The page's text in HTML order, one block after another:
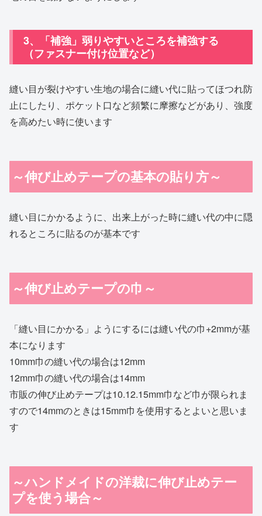
3、「補強」弱りやすいところを補強する
（ファスナー付け位置など）
縫い目が裂けやすい生地の場合に縫い代に貼ってほつれ防
止にしたり、ポケット口など頻繁に摩擦などがあり、強度
を高めたい時に使います
～伸び止めテープの基本の貼り方～
縫い目にかかるように、出来上がった時に縫い代の中に隠
れるところに貼るのが基本です
～伸び止めテープの巾～
「縫い目にかかる」ようにするには縫い代の巾+2mmが基
本になります
10mm巾の縫い代の場合は12mm
12mm巾の縫い代の場合は14mm
市販の伸び止めテープは10.12.15mm巾など巾が限られま
すので14mmのときは15mm巾を使用するとよいと思いま
す
～ハンドメイドの洋裁に伸び止めテー
プを使う場合～